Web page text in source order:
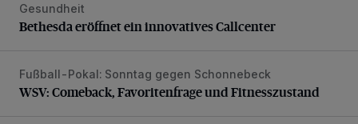
Bethesda eröffnet ein innovatives Callcenter
Gesundheit
Bethesda eröffnet ein innovatives Callcenter
WSV: Comeback, Favoritenfrage und Fitnesszustand
Fußball-Pokal: Sonntag gegen Schonnebeck
WSV: Comeback, Favoritenfrage und Fitnesszustand